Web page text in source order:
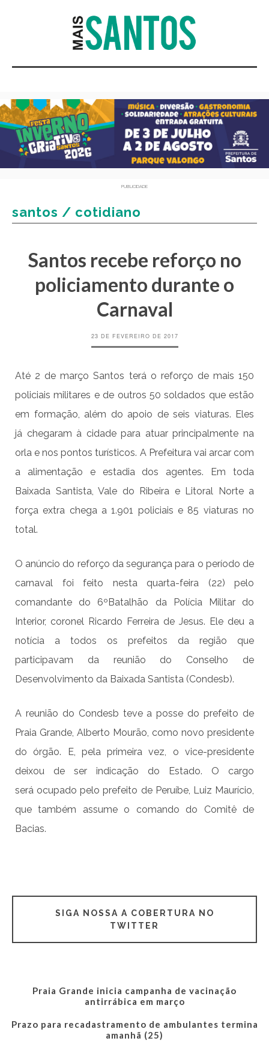
PUBLICIDADE
santos / cotidiano
Santos recebe reforço no
policiamento durante o
Carnaval
23 DE FEVEREIRO DE 2017
Até 2 de março Santos terá o reforço de mais 150
policiais militares e de outros 50 soldados que estão
em formação, além do apoio de seis viaturas. Eles
já chegaram à cidade para atuar principalmente na
orla e nos pontos turísticos. A Prefeitura vai arcar com
a alimentação e estadia dos agentes. Em toda
Baixada Santista, Vale do Ribeira e Litoral Norte a
força extra chega a 1.901 policiais e 85 viaturas no
total.
O anúncio do reforço da segurança para o período de
carnaval foi feito nesta quarta-feira (22) pelo
comandante do 6ºBatalhão da Polícia Militar do
Interior, coronel Ricardo Ferreira de Jesus. Ele deu a
notícia a todos os prefeitos da região que
participavam da reunião do Conselho de
Desenvolvimento da Baixada Santista (Condesb).
A reunião do Condesb teve a posse do prefeito de
Praia Grande, Alberto Mourão, como novo presidente
do órgão. E, pela primeira vez, o vice-presidente
deixou de ser indicação do Estado. O cargo
será ocupado pelo prefeito de Peruíbe, Luiz Maurício,
que também assume o comando do Comitê de
Bacias.
SIGA NOSSA A COBERTURA NO
TWITTER
Praia Grande inicia campanha de vacinação
antirrábica em março
Prazo para recadastramento de ambulantes termina
amanhã (25)